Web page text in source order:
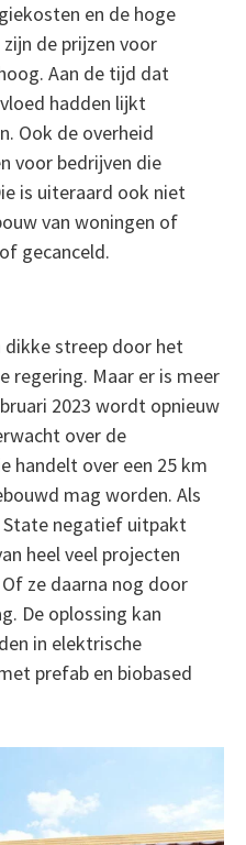
en de hoge
de prijzen voor
Aan de tijd dat
hadden lijkt
Ook de overheid
voor bedrijven die
is uiteraard ook niet
van woningen of
gecanceld.
dikke streep door het
regering. Maar er is meer
2023 wordt opnieuw
over de
handelt over een 25 km
mag worden. Als
State negatief uitpakt
heel veel projecten
ze daarna nog door
De oplossing kan
in elektrische
prefab en biobased